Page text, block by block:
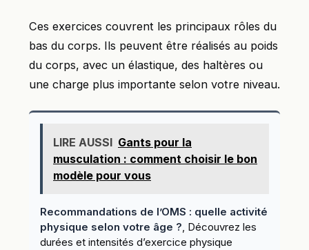
Ces exercices couvrent les principaux rôles du
bas du corps. Ils peuvent être réalisés au poids
du corps, avec un élastique, des haltères ou
une charge plus importante selon votre niveau.
LIRE AUSSI Gants pour la
musculation : comment choisir le bon
modèle pour vous
Recommandations de l’OMS : quelle activité
physique selon votre âge ?, Découvrez les
durées et intensités d’exercice physique